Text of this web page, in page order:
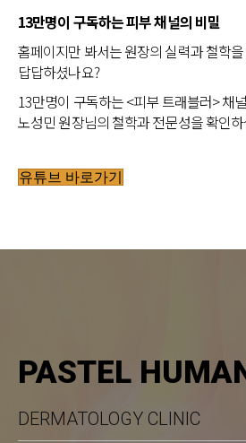
13만명이 구독하는 피부 채널의 비밀
홈페이지만 봐서는 원장의 실력과 철학
답답하셨나요?
13만명이 구독하는 <피부 트래블러> 채
노성민 원장님의 철학과 전문성을 확인
유튜브 바로가기
PASTEL
DERMATOLOGY CLINIC